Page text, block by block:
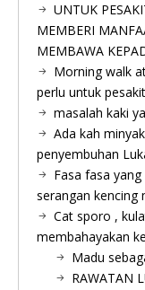
UNTUK
MEMBERI
MEMBAWA
Morning walk
perlu untuk
masalah kaki
Ada kah
penyembuhan
Fasa fasa
serangan kencing
Cat sporo ,
membahayakan
Madu
RAWATAN